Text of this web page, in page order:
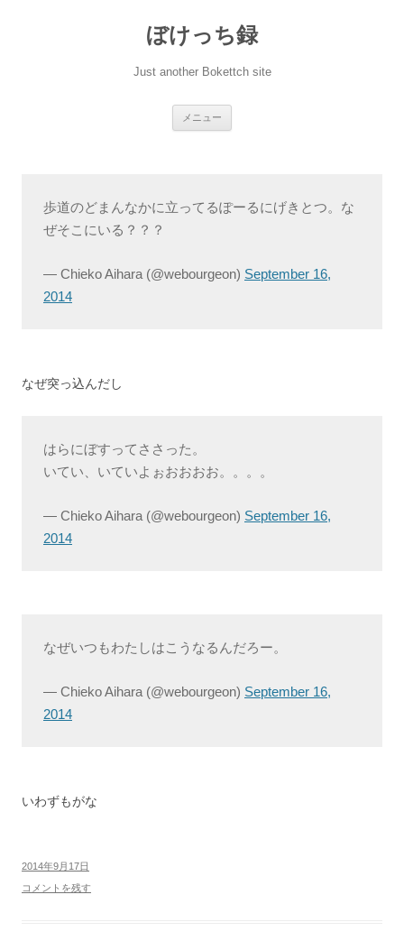
ぼけっち録
Just another Bokettch site
メニュー
ッ
歩道のどまんなかに立ってるぽーるにげきとつ。な
ぜそこにいる？？？
— Chieko Aihara (@webourgeon) September 16,
2014
なぜ突っ込んだし
はらにぼすってささった。
いてい、いていよぉおおおお。。。。
— Chieko Aihara (@webourgeon) September 16,
2014
なぜいつもわたしはこうなるんだろー。
— Chieko Aihara (@webourgeon) September 16,
2014
いわずもがな
2014年9月17日
コメントを残す